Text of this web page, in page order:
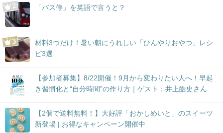
「バス停」を英語で言うと？
材料3つだけ！暑い朝にうれしい「ひんやりおやつ」レシ
ピ3選
【参加者募集】8/22開催！9月から変わりたい人へ！早起
き習慣化と“自分時間”の作り方｜ゲスト：井上皓史さん
【2個で送料無料！】大好評「おかしめいと」のスイーツ
新登場 | お得なキャンペーン開催中